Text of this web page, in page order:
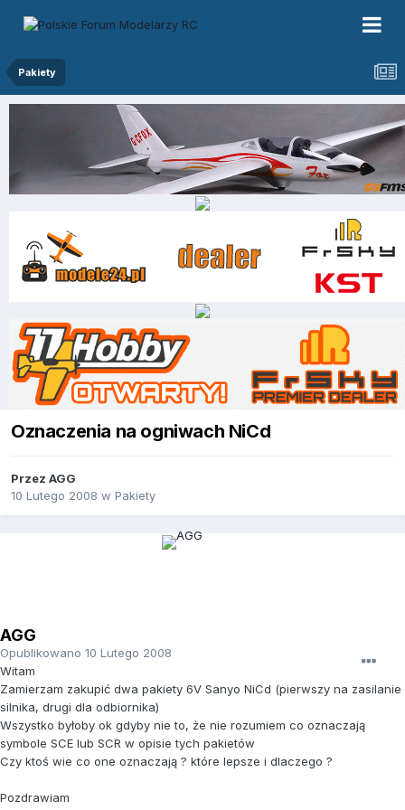
Pakiety
Oznaczenia na ogniwach NiCd
Przez AGG
10 Lutego 2008 w Pakiety
AGG
Opublikowano 10 Lutego 2008
Witam
Zamierzam zakupić dwa pakiety 6V Sanyo NiCd (pierwszy na zasilanie
silnika, drugi dla odbiornika)
Wszystko byłoby ok gdyby nie to, że nie rozumiem co oznaczają
symbole SCE lub SCR w opisie tych pakietów
Czy ktoś wie co one oznaczają ? które lepsze i dlaczego ?
Pozdrawiam